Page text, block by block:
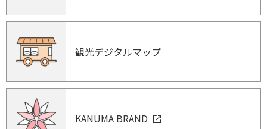
観光デジタルマップ
KANUMA BRAND